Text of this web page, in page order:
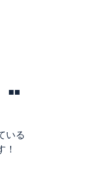
■■
いる
！